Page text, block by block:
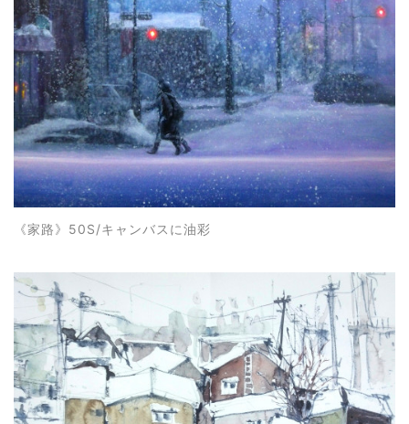
《家路》50S/キャンバスに油彩